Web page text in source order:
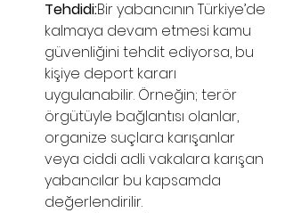
Tehdidi:Bir yabancının Türkiye’de
kalmaya devam etmesi kamu
güvenliğini tehdit ediyorsa, bu
kişiye deport kararı
uygulanabilir. Örneğin; terör
örgütüyle bağlantısı olanlar,
organize suçlara karışanlar
veya ciddi adli vakalara karışan
yabancılar bu kapsamda
değerlendirilir.